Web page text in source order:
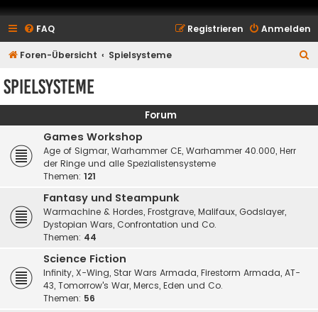
FAQ Anmelden
Registrieren
Foren-Übersicht Spielsysteme
e
Spielsysteme
Forum
Games Workshop
Age of Sigmar, Warhammer CE, Warhammer 40.000, Herr
der Ringe und alle Spezialistensysteme
Themen: 121
Fantasy und Steampunk
Warmachine & Hordes, Frostgrave, Malifaux, Godslayer,
Dystopian Wars, Confrontation und Co.
Themen: 44
Science Fiction
Infinity, X-Wing, Star Wars Armada, Firestorm Armada, AT-
43, Tomorrow's War, Mercs, Eden und Co.
Themen: 56